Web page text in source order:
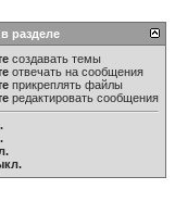
разделе
создавать темы
отвечать на сообщения
прикреплять файлы
редактировать сообщения